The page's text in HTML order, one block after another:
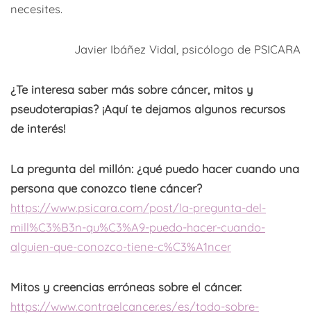
necesites.
Javier Ibáñez Vidal, psicólogo de PSICARA
¿Te interesa saber más sobre cáncer, mitos y
pseudoterapias? ¡Aquí te dejamos algunos recursos
de interés!
La pregunta del millón: ¿qué puedo hacer cuando una
persona que conozco tiene cáncer?
https://www.psicara.com/post/la-pregunta-del-
mill%C3%B3n-qu%C3%A9-puedo-hacer-cuando-
alguien-que-conozco-tiene-c%C3%A1ncer
Mitos y creencias erróneas sobre el cáncer.
https://www.contraelcancer.es/es/todo-sobre-